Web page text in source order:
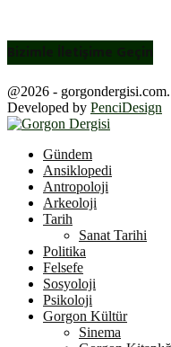
Bizimle İletişime Geçin
@2026 -
Developed by PenciDesign
Gündem
Ansiklopedi
Antropoloji
Arkeoloji
Tarih
Sanat Tarihi
Politika
Felsefe
Sosyoloji
Psikoloji
Gorgon Kültür
Sinema